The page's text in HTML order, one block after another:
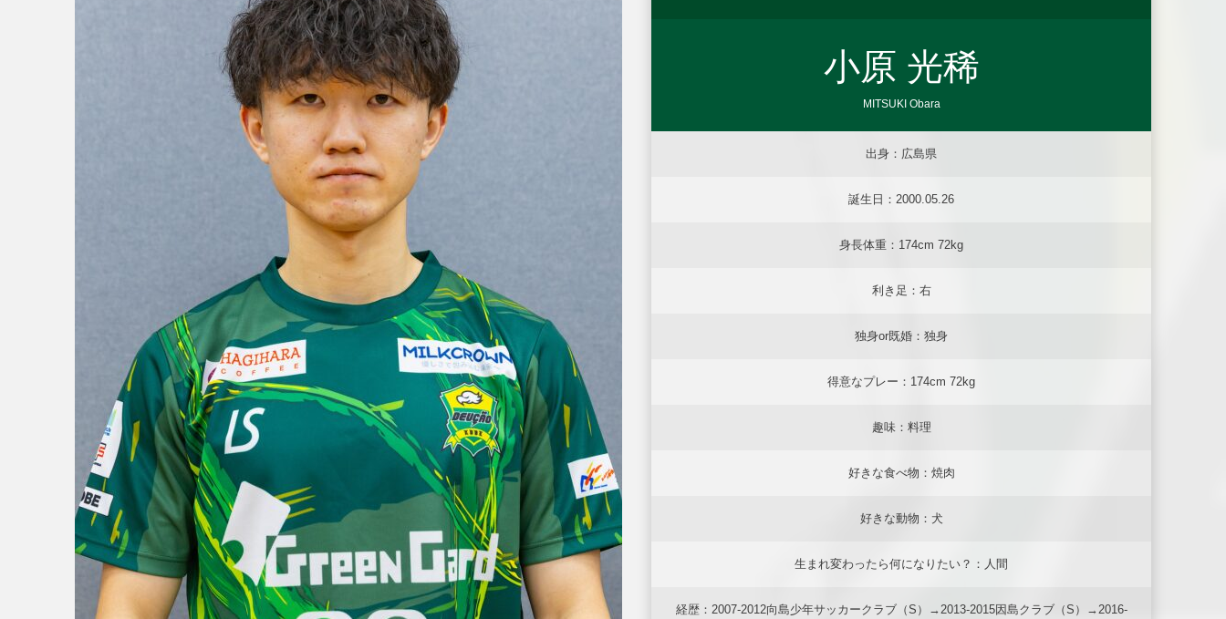
小原 光稀
MITSUKI Obara
出身：広島県
誕生日：2000.05.26
身長体重：174cm 72kg
利き足：右
独身or既婚：独身
得意なプレー：174cm 72kg
趣味：料理
好きな食べ物：焼肉
好きな動物：犬
生まれ変わったら何になりたい？：人間
経歴：2007-2012向島少年サッカークラブ（S）→2013-2015因島クラブ（S）→2016-